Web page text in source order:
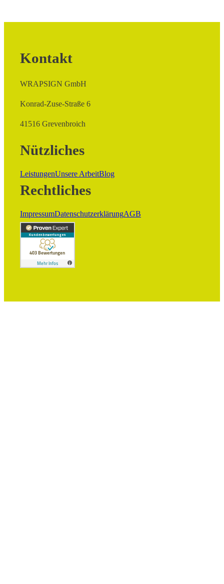
Kontakt
WRAPSIGN GmbH
Konrad-Zuse-Straße 6
41516 Grevenbroich
Nützliches
LeistungenUnsere ArbeitBlog
Rechtliches
ImpressumDatenschutzerklärungAGB